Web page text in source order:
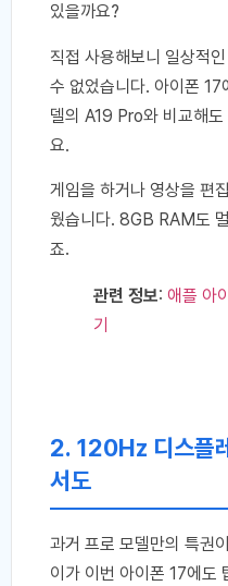
있을까요?
직접 사용해보니 일상적
수 없었습니다. 아이폰
델의 A19 Pro와 비교해
요.
게임을 하거나 영상을 편
웠습니다. 8GB RAM도
죠.
관련 정보: 애플 아
기
2. 120Hz 디스플
서도
과거 프로 모델만의 특권
이가 이번 아이폰 17에도